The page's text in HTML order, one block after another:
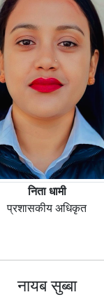
निता धामी
प्रशासकीय अधिकृत
नायब सुब्बा